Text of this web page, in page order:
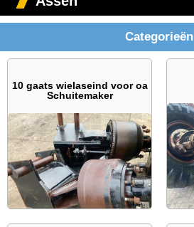
Categorieën
10 gaats wielaseind voor oa
Schuitemaker